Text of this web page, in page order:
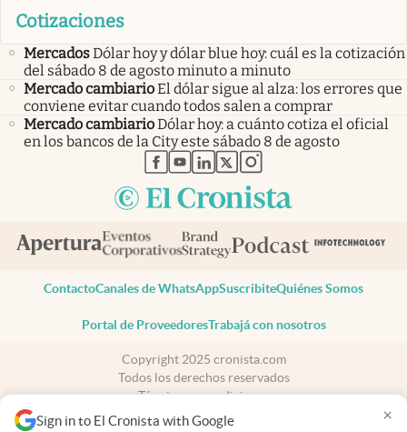
Sign in to El Cronista with Google ×
Cotizaciones
MercadosDólar hoy y dólar blue hoy: cuál es la cotización
del sábado 8 de agosto minuto a minuto
Mercado cambiarioEl dólar sigue al alza: los errores que
conviene evitar cuando todos salen a comprar
Mercado cambiarioDólar hoy: a cuánto cotiza el oficial
en los bancos de la City este sábado 8 de agosto
abre en nueva pestaña
abre en nueva pestaña
abre en nueva pestaña
abre en nueva pestaña
abre en nueva pestaña
ContactoCanales de WhatsAppSuscribiteQuiénes Somos
Portal de ProveedoresTrabajá con nosotros
Copyright 2025 cronista.com
Todos los derechos reservados
Términos y condiciones
Privacidad